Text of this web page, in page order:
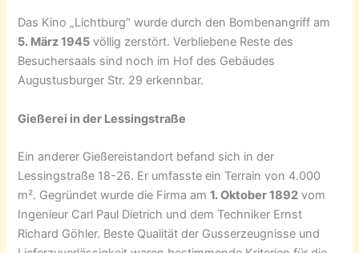
Das Kino „Lichtburg“ wurde durch den Bombenangriff am
5. März 1945 völlig zerstört. Verbliebene Reste des
Besuchersaals sind noch im Hof des Gebäudes
Augustusburger Str. 29 erkennbar.
Gießerei in der Lessingstraße
Ein anderer Gießereistandort befand sich in der
Lessingstraße 18-26. Er umfasste ein Terrain von 4.000
m². Gegründet wurde die Firma am1. Oktober 1892 vom
Ingenieur Carl Paul Dietrich und dem Techniker Ernst
Richard Göhler. Beste Qualität der Gusserzeugnisse und